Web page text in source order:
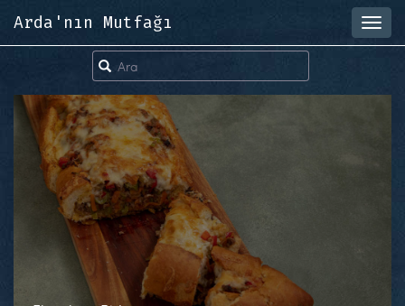
Arda'nın Mutfağı